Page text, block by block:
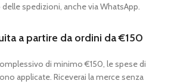
spedizioni, anche via WhatsApp.
a partire da ordini da €150
di minimo €150, le spese di
applicate. Riceverai la merce senza